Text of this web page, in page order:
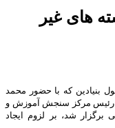
رشته های غیر
بنیادین که با حضور محمد
رئیس مرکز سنجش آموزش و
شد، بر لزوم ایجاد